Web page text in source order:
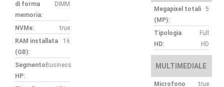
di forma
memoria:
DIMM
NVMe:
true
RAM installata
(GB):
16
Segmento
HP:
Business
Megapixel totali
(MP):
5
Tipologia
HD:
Full
HD
MULTIMEDIALE
Microfono
true